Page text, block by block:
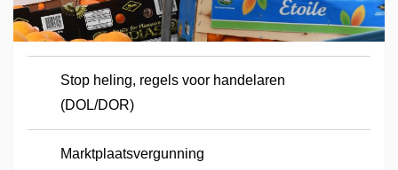
Stop heling, regels voor handelaren
(DOL/DOR)
Marktplaatsvergunning